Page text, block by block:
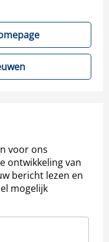
voor ons
ontwikkeling van
bericht lezen en
mogelijk